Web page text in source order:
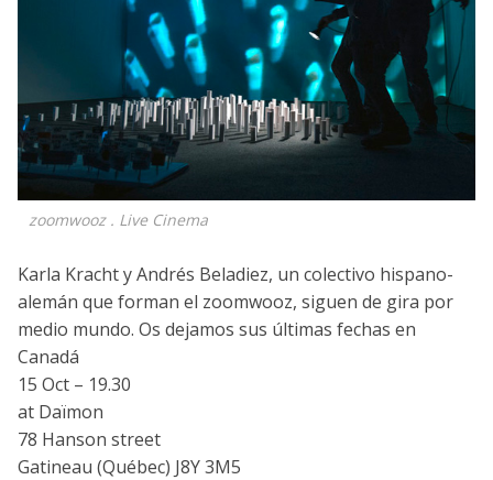
zoomwooz . Live Cinema
Karla Kracht y Andrés Beladiez, un colectivo hispano-
alemán que forman el zoomwooz, siguen de gira por
medio mundo. Os dejamos sus últimas fechas en
Canadá
15 Oct – 19.30
at Daïmon
78 Hanson street
Gatineau (Québec) J8Y 3M5